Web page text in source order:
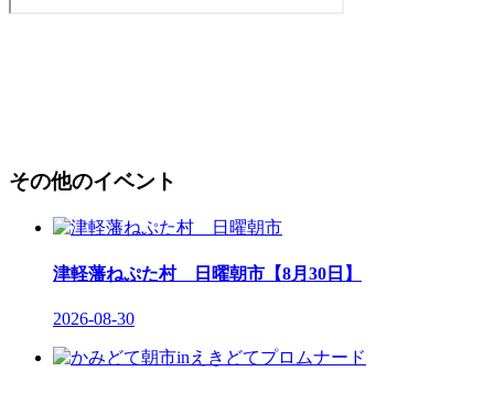
その他のイベント
津軽藩ねぷた村 日曜朝市【8月30日】
2026-08-30